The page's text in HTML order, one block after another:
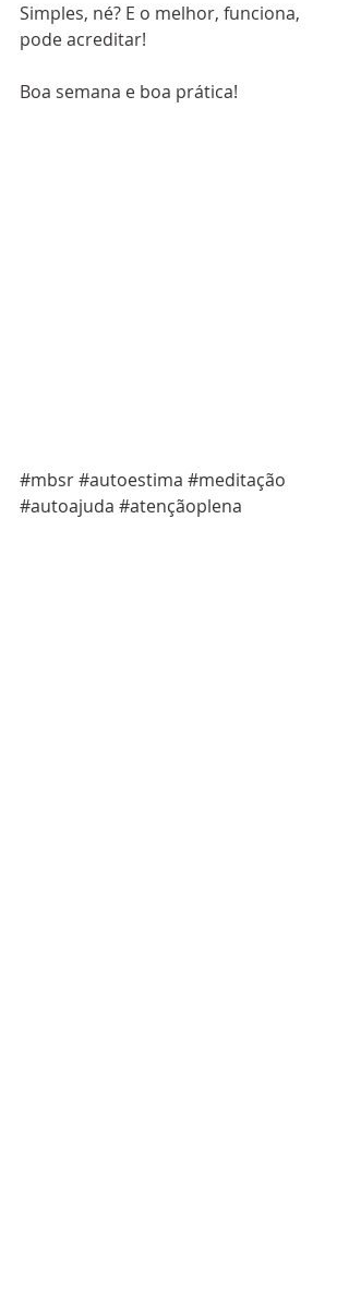
Simples, né? E o melhor, funciona,
pode acreditar!
Boa semana e boa prática!
#mbsr#autoestima #meditação
#autoajuda #atençãoplena